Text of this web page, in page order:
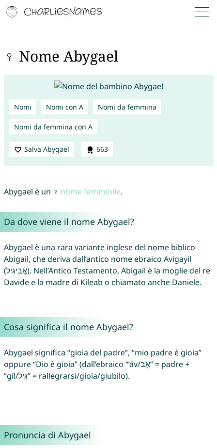
♀ Nome Abygael
Nomi Nomi con A Nomi da femmina
Nomi da femmina con A
Salva Abygael 663
Abygael è un ♀ nome femminile.
Da dove viene il nome Abygael?
Abygael è una rara variante inglese del nome biblico
Abigail, che deriva dall’antico nome ebraico Avigayil
(אֲבִיגַיִל). Nell’Antico Testamento, Abigail è la moglie del re
Davide e la madre di Kileab o chiamato anche Daniele.
Cosa significa il nome Abygael?
Abygael significa “gioia del padre”, “mio padre è gioia”
oppure “Dio è gioia” (dall’ebraico “‘áv/אָב” = padre +
“gíl/גִּיל” = rallegrarsi/gioia/giubilo).
Pronuncia di Abygael